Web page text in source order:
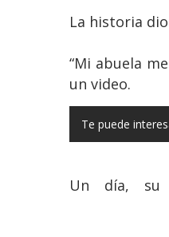
La historia
“Mi abuela
un video.
Te puede
Un día, su